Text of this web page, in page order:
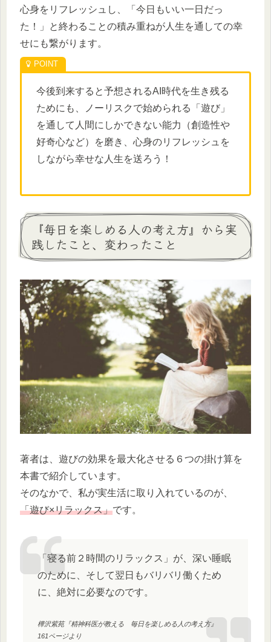
心身をリフレッシュし、「今日もいい一日だっ
た！」と終わることの積み重ねが人生を通しての幸
せにも繋がります。
今後到来すると予想されるAI時代を生き残る
ためにも、ノーリスクで始められる「遊び」
を通して人間にしかできない能力（創造性や
好奇心など）を磨き、心身のリフレッシュを
しながら幸せな人生を送ろう！
『毎日を楽しめる人の考え方』から実
践したこと、変わったこと
著者は、遊びの効果を最大化させる６つの掛け算を
本書で紹介しています。
そのなかで、私が実生活に取り入れているのが、
「遊び×リラックス」です。
「寝る前２時間のリラックス」が、深い睡眠
のために、そして翌日もバリバリ働くため
に、絶対に必要なのです。
樺沢紫苑『精神科医が教える 毎日を楽しめる人の考え方』
161ページより